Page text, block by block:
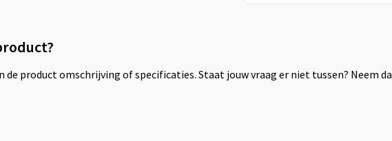
product omschrijving of specificaties. Staat jouw vraag er niet tussen? Neem